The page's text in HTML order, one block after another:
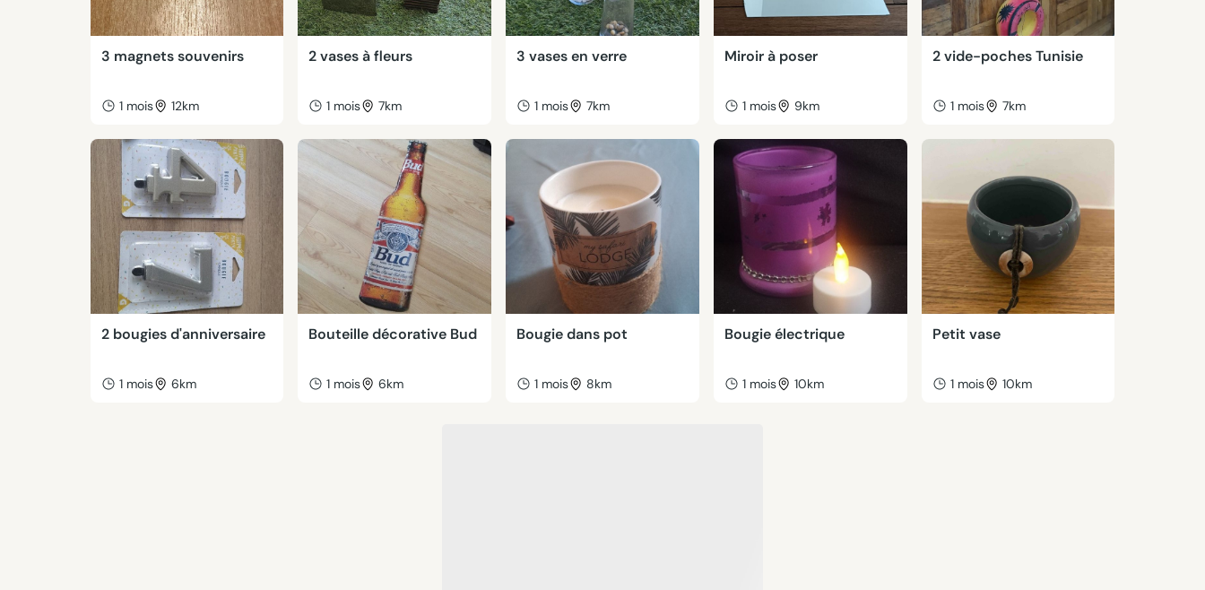
3 magnets souvenirs
1 mois 12km
2 vases à fleurs
1 mois 7km
3 vases en verre
1 mois 7km
Miroir à poser
1 mois 9km
2 vide-poches Tunisie
1 mois 7km
2 bougies d'anniversaire
1 mois 6km
Bouteille décorative Bud
1 mois 6km
Bougie dans pot
1 mois 8km
Bougie électrique
1 mois 10km
Petit vase
1 mois 10km